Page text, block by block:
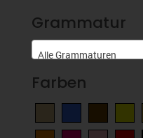
Grammatur
Alle Grammaturen
Farben